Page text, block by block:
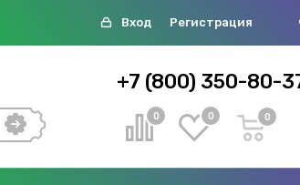
Вход Регистрация
+7 (800) 350-80-
0 0 0